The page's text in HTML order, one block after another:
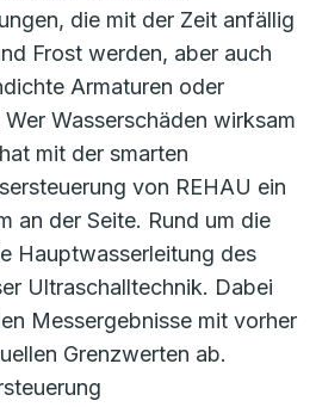
die mit der Zeit anfällig
Frost werden, aber auch
Armaturen oder
Wasserschäden wirksam
mit der smarten
von REHAU ein
an der Seite. Rund um die
Hauptwasserleitung des
Ultraschalltechnik. Dabei
Messergebnisse mit vorher
Grenzwerten ab.